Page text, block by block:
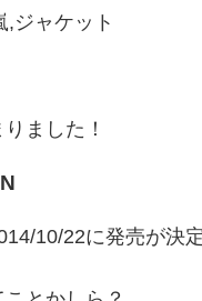
ました！
10/22に発売が決